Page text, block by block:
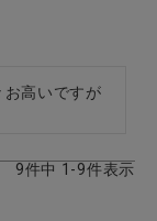
高いですが
9件中 1 -9件表示